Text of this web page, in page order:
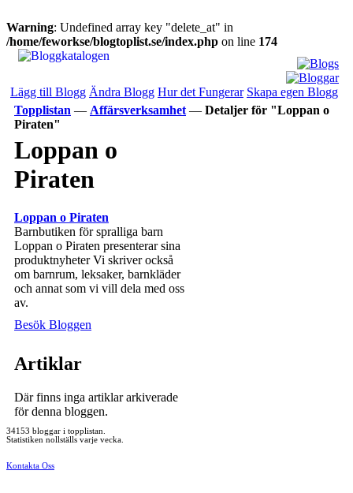
Warning: Undefined array key "delete_at" in
/home/feworkse/blogtoplist.se/index.php on line 174
Lägg till Blogg Ändra Blogg Hur det Fungerar Skapa egen Blogg
Topplistan — Affärsverksamhet — Detaljer för "Loppan o
Piraten"
Loppan o
Piraten
Loppan o Piraten
Barnbutiken för spralliga barn
Loppan o Piraten presenterar sina
produktnyheter Vi skriver också
om barnrum, leksaker, barnkläder
och annat som vi vill dela med oss
av.
Besök Bloggen
Artiklar
Där finns inga artiklar arkiverade
för denna bloggen.
34153 bloggar i topplistan.
Statistiken nollställs varje vecka.
Kontakta Oss